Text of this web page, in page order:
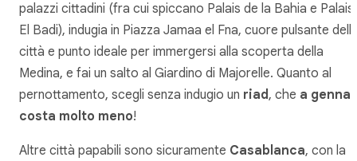
palazzi cittadini (fra cui spiccano Palais de la Bahia e Palais
El Badi), indugia in Piazza Jamaa el Fna, cuore pulsante
città e punto ideale per immergersi alla scoperta della
Medina, e fai un salto al Giardino di Majorelle. Quanto al
pernottamento, scegli senza indugio un riad, che a
costa molto meno!
Altre città papabili sono sicuramente Casablanca, con la